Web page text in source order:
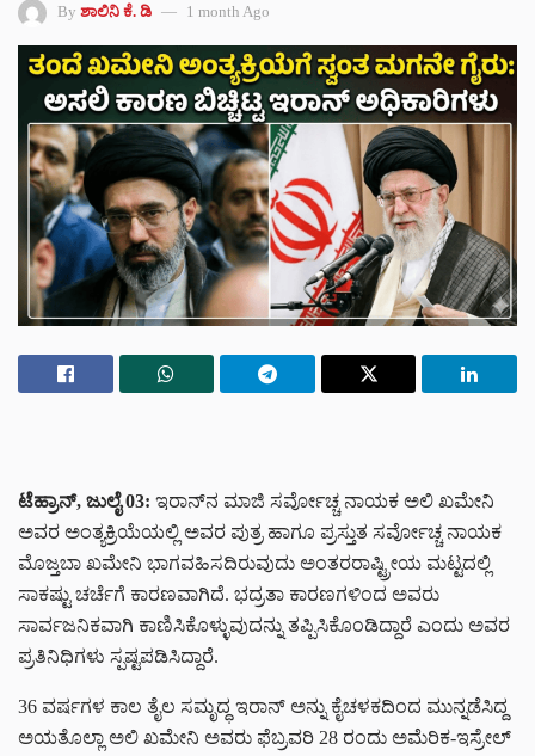
By ಶಾಲಿನಿ ಕೆ. ಡಿ 1 month Ago
ಟೆಹ್ರಾನ್, ಜುಲೈ 03: ಇರಾನ್‌ನ ಮಾಜಿ ಸರ್ವೋಚ್ಚ ನಾಯಕ ಅಲಿ ಖಮೇನಿ
ಅವರ ಅಂತ್ಯಕ್ರಿಯೆಯಲ್ಲಿ ಅವರ ಪುತ್ರ ಹಾಗೂ ಪ್ರಸ್ತುತ ಸರ್ವೋಚ್ಚ ನಾಯಕ
ಮೊಜ್ತಬಾ ಖಮೇನಿ ಭಾಗವಹಿಸದಿರುವುದು ಅಂತರರಾಷ್ಟ್ರೀಯ ಮಟ್ಟದಲ್ಲಿ
ಸಾಕಷ್ಟು ಚರ್ಚೆಗೆ ಕಾರಣವಾಗಿದೆ. ಭದ್ರತಾ ಕಾರಣಗಳಿಂದ ಅವರು
ಸಾರ್ವಜನಿಕವಾಗಿ ಕಾಣಿಸಿಕೊಳ್ಳುವುದನ್ನು ತಪ್ಪಿಸಿಕೊಂಡಿದ್ದಾರೆ ಎಂದು ಅವರ
ಪ್ರತಿನಿಧಿಗಳು ಸ್ಪಷ್ಟಪಡಿಸಿದ್ದಾರೆ.
36 ವರ್ಷಗಳ ಕಾಲ ತೈಲ ಸಮೃದ್ಧ ಇರಾನ್ ಅನ್ನು ಕೈಚಳಕದಿಂದ ಮುನ್ನಡೆಸಿದ್ದ
ಅಯತೊಲ್ಲಾ ಅಲಿ ಖಮೇನಿ ಅವರು ಫೆಬ್ರವರಿ 28 ರಂದು ಅಮೆರಿಕ-ಇಸ್ರೇಲ್